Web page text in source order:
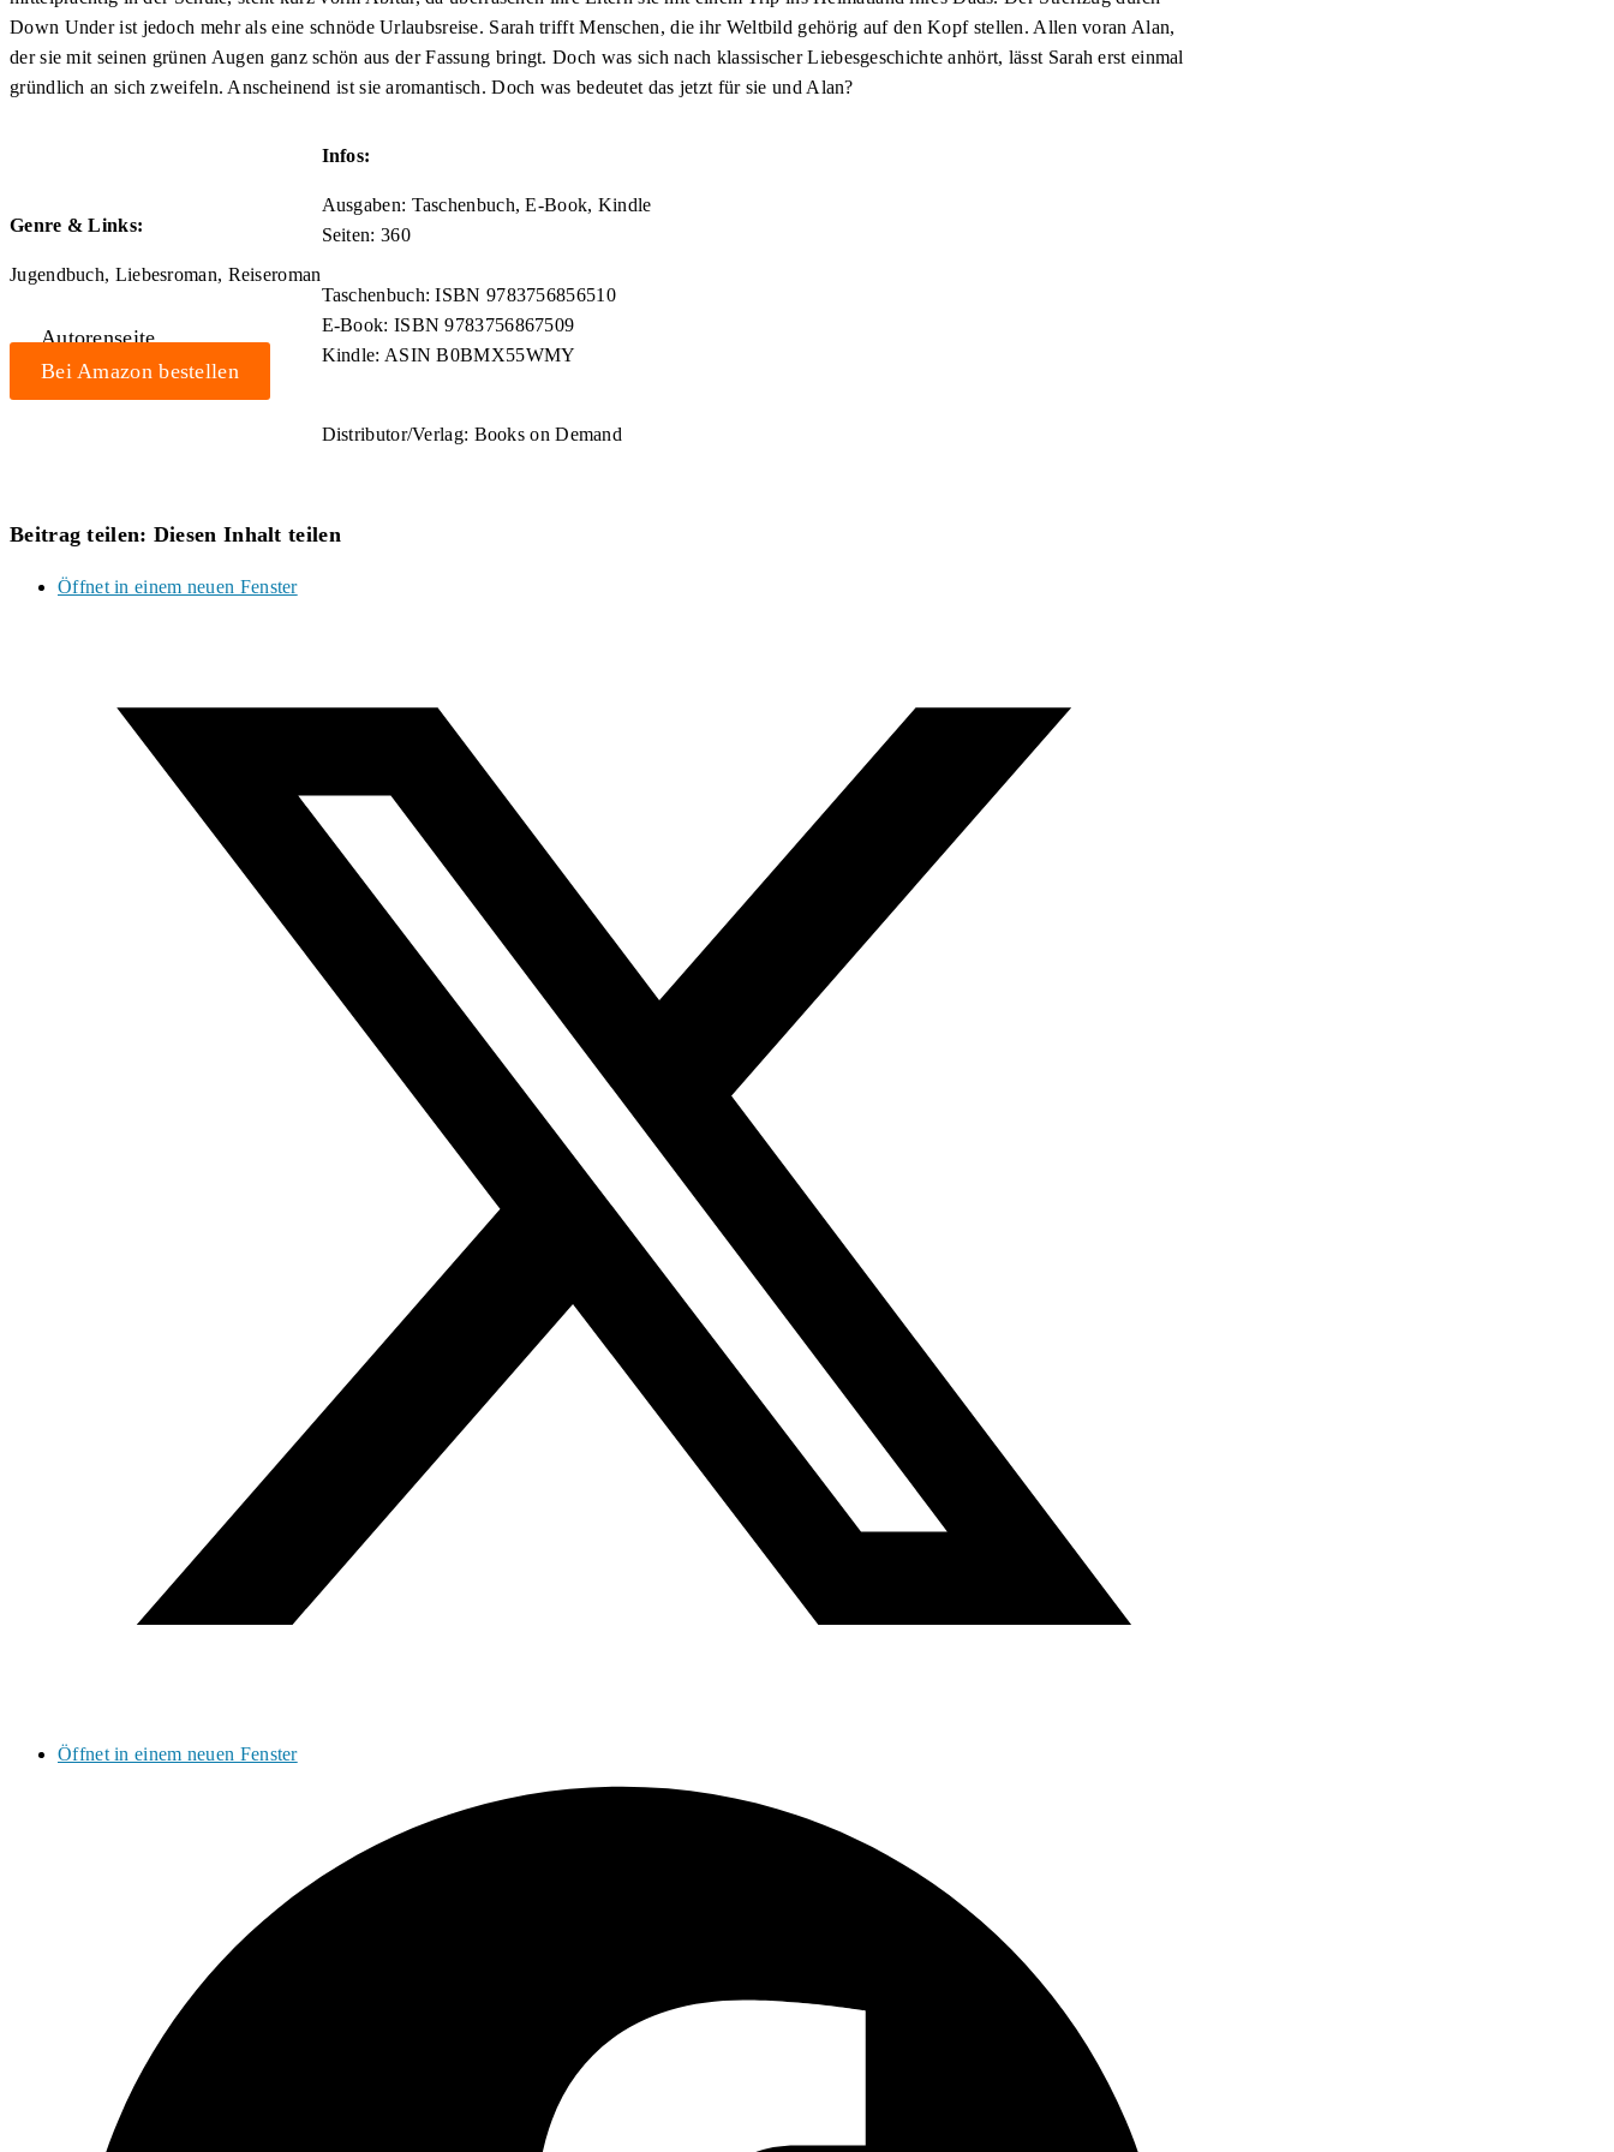
Down Under ist jedoch mehr als eine schnöde Urlaubsreise. Sarah trifft Menschen, die ihr Weltbild gehörig auf den Kopf stellen. Allen voran Alan,
der sie mit seinen grünen Augen ganz schön aus der Fassung bringt. Doch was sich nach klassischer Liebesgeschichte anhört, lässt Sarah erst einmal
gründlich an sich zweifeln. Anscheinend ist sie aromantisch. Doch was bedeutet das jetzt für sie und Alan?
Genre & Links:
Jugendbuch, Liebesroman, Reiseroman
Autorenseite
Bei Amazon bestellen
Infos:
Ausgaben: Taschenbuch, E-Book, Kindle
Seiten: 360
Taschenbuch: ISBN 9783756856510
E-Book: ISBN 9783756867509
Kindle: ASIN B0BMX55WMY
Distributor/Verlag: Books on Demand
Beitrag teilen: Diesen Inhalt teilen
Öffnet in einem neuen Fenster
Öffnet in einem neuen Fenster